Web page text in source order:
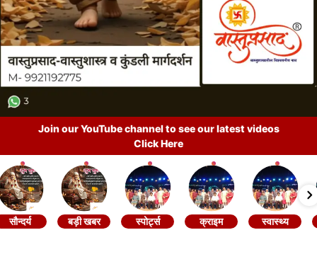
Join our YouTube channel to see our latest videos
Click Here
सौन्दर्य बड़ी खबर स्पोर्ट्स क्राइम स्वास्थ्य